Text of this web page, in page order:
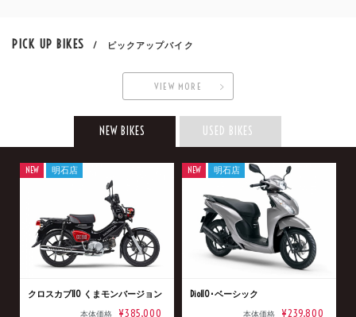
PICK UP BIKES / ピックアップバイク
VIEW MORE
NEW BIKES USED BIKES
クロスカブ110 くまモンバージョン
本体価格 ¥385,000
NEW 明石店
Dio110･ベーシック
本体価格 ¥239,800
NEW 明石店